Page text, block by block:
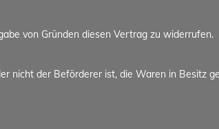
von Gründen diesen Vertrag zu widerrufen.
nicht der Beförderer ist, die Waren in Besitz